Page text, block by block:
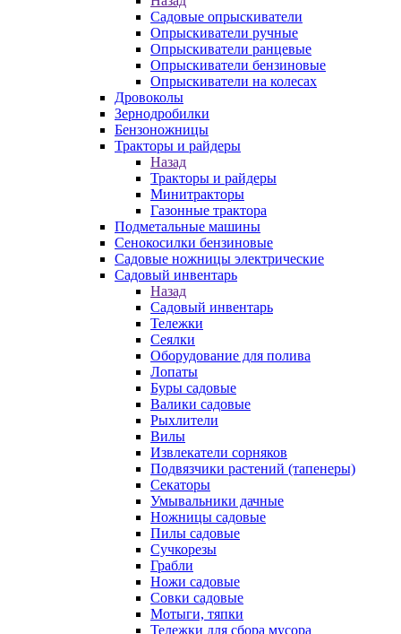
Садовые опрыскиватели
Опрыскиватели ручные
Опрыскиватели ранцевые
Опрыскиватели бензиновые
Опрыскиватели на колесах
Дровоколы
Зернодробилки
Бензоножницы
Тракторы и райдеры
Назад
Тракторы и райдеры
Минитракторы
Газонные трактора
Подметальные машины
Сенокосилки бензиновые
Садовые ножницы электрические
Садовый инвентарь
Назад
Садовый инвентарь
Тележки
Сеялки
Оборудование для полива
Лопаты
Буры садовые
Валики садовые
Рыхлители
Вилы
Извлекатели сорняков
Подвязчики растений (тапенеры)
Секаторы
Умывальники дачные
Ножницы садовые
Пилы садовые
Сучкорезы
Грабли
Ножи садовые
Совки садовые
Мотыги, тяпки
Тележки для сбора мусора